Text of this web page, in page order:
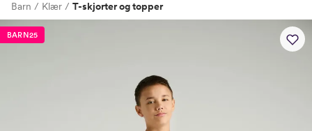
Lagt i kurven, utmerket valg! Til kassen
Barn Klær T-skjorter og topper
BARN25